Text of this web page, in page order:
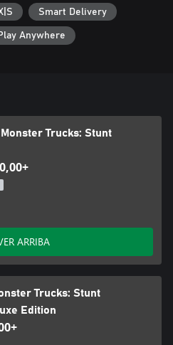
Smart Delivery
Anywhere
Trucks: Stunt
ARRIBA
Trucks: Stunt
Edition